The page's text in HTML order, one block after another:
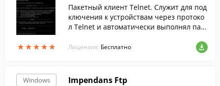
★★★★★
★★★★★
Пакетный клиент Telnet. Служит для под
ключения к устройствам через протоко
л Telnet и автоматически выполнял пак
Лицензия: Бесплатно
Windows Impendans Ftp